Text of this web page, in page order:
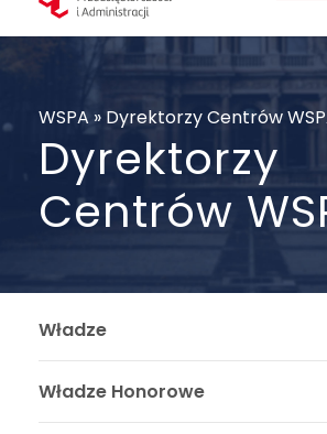
WSPA » Dyrektorzy Centrów
Dyrektorzy
Centrów
Władze
Władze Honorowe